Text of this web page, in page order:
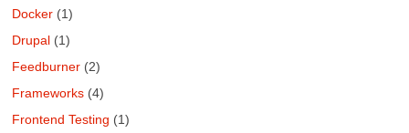
Docker (1)
Drupal (1)
Feedburner (2)
Frameworks (4)
Frontend Testing (1)